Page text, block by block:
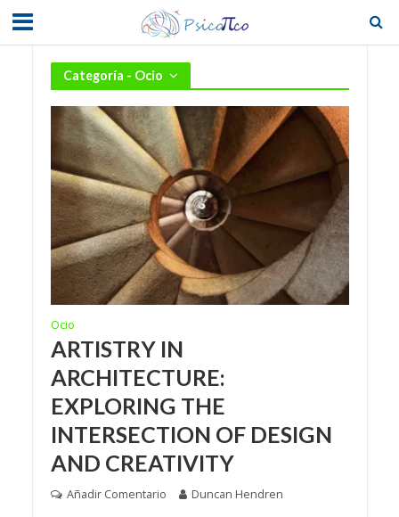
Categoría - Ocio
Ocio
ARTISTRY IN
ARCHITECTURE:
EXPLORING THE
INTERSECTION OF DESIGN
AND CREATIVITY
Añadir Comentario Duncan Hendren